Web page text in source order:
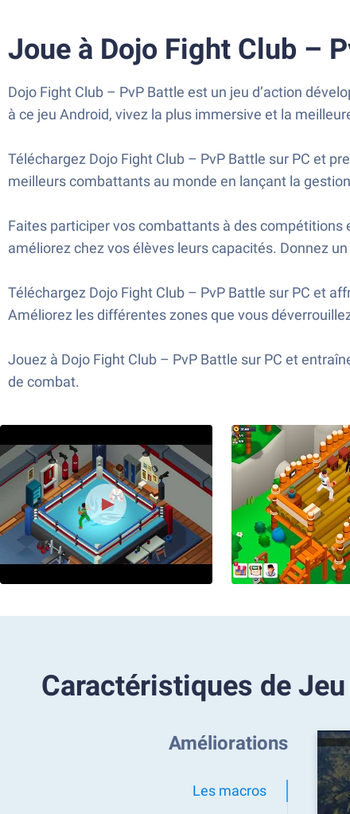
Joue à Dojo Fight Club –
Dojo Fight Club – PvP Battle est un jeu d’action
à ce jeu Android, vivez la plus immersive et la
Téléchargez Dojo Fight Club – PvP Battle sur PC et
meilleurs combattants au monde en lançant la
Faites participer vos combattants à des compétitions
améliorez chez vos élèves leurs capacités. Donnez
Téléchargez Dojo Fight Club – PvP Battle sur PC et
Améliorez les différentes zones que vous
Jouez à Dojo Fight Club – PvP Battle sur PC et
de combat.
Caractéristiques de Jeu
Améliorations
Les macros